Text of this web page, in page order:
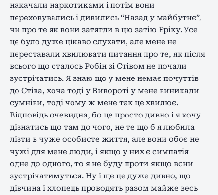
накачали наркотиками і потім вони
переховувались і дивились “Назад у майбутнє”,
чи про те як вони затягли в цю затію Еріку. Усе
це було дуже цікаво слухати, але мене не
переставали хвилювати питання про те, як після
всього що сталось Робін зі Стівом не почали
зустрічатись. Я знаю що у мене немає почуттів
до Стіва, хоча тоді у Вивороті у мене виникали
сумніви, тоді чому ж мене так це хвилює.
Відповідь очевидна, бо це просто дивно і я хочу
дізнатись що там до чого, не те що б я любила
лізти в чуже особисте життя, але вони обоє не
чужі для мене люди, і якщо у них є симпатія
одне до одного, то я не буду проти якщо вони
зустрічатимуться. Ну і ще це дуже дивно, що
дівчина і хлопець проводять разом майже весь